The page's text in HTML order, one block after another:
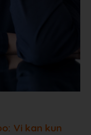
Vi kan kun